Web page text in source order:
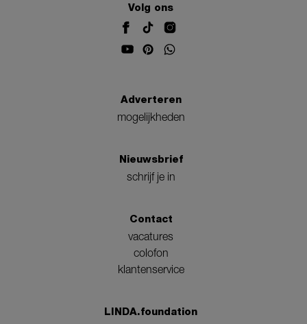
Volg ons
Adverteren
mogelijkheden
Nieuwsbrief
schrijf je in
Contact
vacatures
colofon
klantenservice
LINDA.foundation